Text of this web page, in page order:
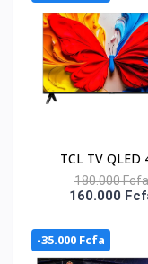
TCL TV QLED
CONNECTEE
43S5K
180.000 Fcfa
160.000
-35.000 Fcfa